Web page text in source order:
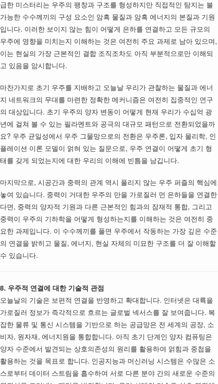
급한 미스터리는 우주의 팽창과 구조를 형성하지만 직접적인 탐지는 불
가능한 수수께끼의 구성 요소인 암흑 물질과 암흑 에너지의 본질과 기원
입니다. 이러한 보이지 않는 힘이 어떻게 은하를 연결하고 모든 규모의
우주에 영향을 미치는지 이해하는 것은 여전히 주요 과제로 남아 있으며,
이는 현실의 가장 근본적인 결합 조직조차도 아직 부분적으로만 이해되
고 있음을 암시합니다.
마찬가지로 초기 우주를 지배하고 오늘날 우리가 관찰하는 물질과 에너
지 네트워크의 무대를 마련한 정확한 메커니즘은 여전히 집중적인 연구
의 대상입니다. 초기 우주의 양자 변동이 어떻게 현재 우리가 수십억 광
년에 걸쳐 볼 수 있는 필라멘트와 공극의 대규모 패턴으로 전환되었을까
요? 우주 균일성에서 우주 그물망으로의 전환은 우주론, 입자 물리학, 인
플레이션 이론 모델이 얽혀 있는 질문으로, 우주 연결이 어떻게 초기 형
태를 갖게 되었는지에 대한 우리의 이해에 빈틈을 남깁니다.
마지막으로, 시공간과 중력의 관계 역시 풀리지 않는 우주 퍼즐의 핵심에
놓여 있습니다. 중력이 거대한 우주의 만을 가로질러 먼 은하들을 연결한
다면, 중력의 양자적 기원과 다른 근본적인 힘과의 잠재적 통합, 그리고
중력이 우주의 기하학을 어떻게 형성하는지를 이해하는 것은 여전히 중
요한 과제입니다. 이 수수께끼를 풀면 우주에서 작동하는 가장 깊은 수준
의 연결을 밝히고 물질, 에너지, 현실 자체의 미묘한 구조를 더 잘 이해할
수 있습니다.
8. 우주적 연결에 대한 기술적 관점
오늘날의 기술은 보편적 연결을 반영하고 확대합니다. 인터넷은 대륙을
가로질러 정보가 즉각적으로 흐르는 글로벌 넥서스를 잘 보여줍니다. 복
잡한 물류 및 통신 시스템을 기반으로 하는 공급망은 전 세계의 공장, 소
비자, 원자재, 에너지원을 통합합니다. 아직 초기 단계인 양자 컴퓨팅은
양자 수준에서 발견되는 상호의존성의 원리를 활용하여 얽힘과 중첩을
활용하는 것을 목표로 합니다. 인공지능과 머신러닝 시스템은 수많은 소
스로부터 데이터 스트림을 흡수하여 서로 다른 분야 간의 새로운 수준의